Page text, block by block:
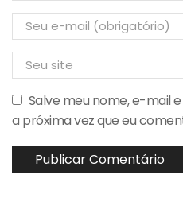
Salve meu nome, e-mail
a próxima vez que eu